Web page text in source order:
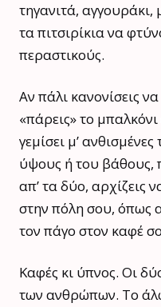
τηγανιτά,
τα πιτσιρίκια να
περαστικούς.
Αν πάλι κανονίσεις
«πάρεις» το
γεμίσει μ’
ύψους ή του βάθους,
απ’ τα δύο, αρχίζεις
στην πόλη σου, όπως
τον πάγο στον καφέ
Καφές κι ύπνος. Οι
των ανθρώπων. Το